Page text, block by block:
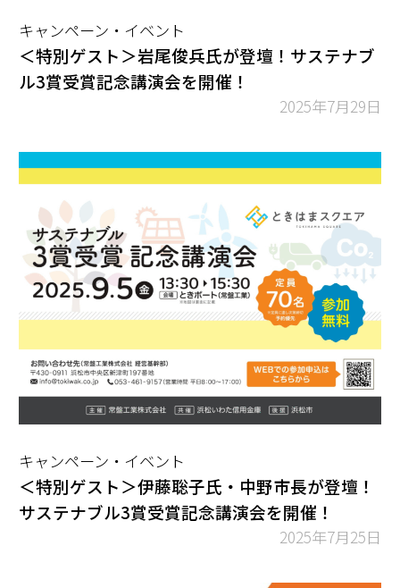
キャンペーン・イベント
＜特別ゲスト＞岩尾俊兵氏が登壇！サステナブ
ル3賞受賞記念講演会を開催！
2025年7月29日
キャンペーン・イベント
＜特別ゲスト＞伊藤聡子氏・中野市長が登壇！
サステナブル3賞受賞記念講演会を開催！
2025年7月25日